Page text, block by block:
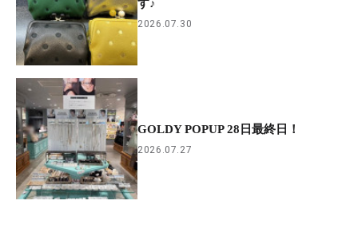
す♪
2026.07.30
GOLDY POPUP 28日最終日！
2026.07.27